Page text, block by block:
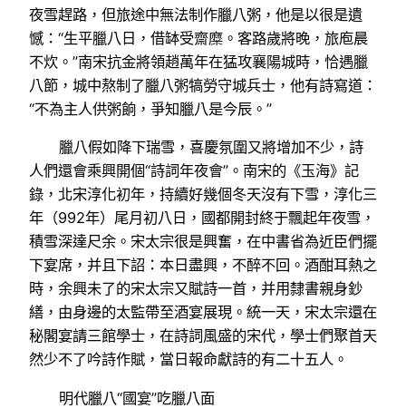
夜雪趕路，但旅途中無法制作臘八粥，他是以很是遺
憾：“生平臘八日，借缽受齋糜。客路歲將晚，旅庖晨
不炊。”南宋抗金將領趙萬年在猛攻襄陽城時，恰遇臘
八節，城中熬制了臘八粥犒勞守城兵士，他有詩寫道：
“不為主人供粥餉，爭知臘八是今辰。”
臘八假如降下瑞雪，喜慶氛圍又將增加不少，詩
人們還會乘興開個“詩詞年夜會”。南宋的《玉海》記
錄，北宋淳化初年，持續好幾個冬天沒有下雪，淳化三
年（992年）尾月初八日，國都開封終于飄起年夜雪，
積雪深達尺余。宋太宗很是興奮，在中書省為近臣們擺
下宴席，并且下詔：本日盡興，不醉不回。酒酣耳熱之
時，余興未了的宋太宗又賦詩一首，并用隸書親身鈔
繕，由身邊的太監帶至酒宴展現。統一天，宋太宗還在
秘閣宴請三館學士，在詩詞風盛的宋代，學士們聚首天
然少不了吟詩作賦，當日報命獻詩的有二十五人。
明代臘八“國宴”吃臘八面